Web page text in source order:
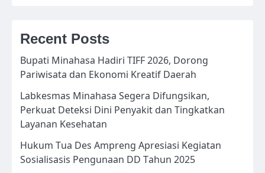
Recent Posts
Bupati Minahasa Hadiri TIFF 2026, Dorong
Pariwisata dan Ekonomi Kreatif Daerah
Labkesmas Minahasa Segera Difungsikan,
Perkuat Deteksi Dini Penyakit dan Tingkatkan
Layanan Kesehatan
Hukum Tua Des Ampreng Apresiasi Kegiatan
Sosialisasis Pengunaan DD Tahun 2025